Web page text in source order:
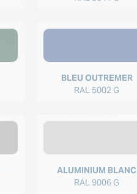
BLEU OUTREMER
RAL 5002 G
ALUMINIUM BLANC
RAL 9006 G